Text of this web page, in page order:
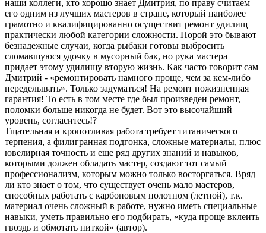
наши коллеги, кто хорошо знает Дмитрия, по праву считаем
его одним из лучших мастеров в стране, который наиболее
грамотно и квалифицированно осуществит ремонт удилищ
практически любой категории сложности. Порой это бывают
безнадежные случаи, когда рыбаки готовы выбросить
сломавшуюся удочку в мусорный бак, но рука мастера
придает этому удилищу вторую жизнь. Как часто говорит сам
Дмитрий - «ремонтировать намного проще, чем за кем-либо
переделывать». Только задуматься! На ремонт пожизненная
гарантия! То есть в том месте где был произведен ремонт,
поломки больше никогда не будет. Вот это высочайший
уровень, согласитесь!?
Тщательная и кропотливая работа требует титанического
терпения, а филигранная подгонка, сложные материалы, плюс
ювелирная точность и еще ряд других знаний и навыков,
которыми должен обладать мастер, создают тот самый
профессионализм, которым можно только восторгаться. Вряд
ли кто знает о том, что существует очень мало мастеров,
способных работать с карбоновым полотном (летной), т.к.
материал очень сложный в работе, нужно иметь специальные
навыки, уметь правильно его подбирать, «куда проще вклеить
гвоздь и обмотать ниткой» (автор).